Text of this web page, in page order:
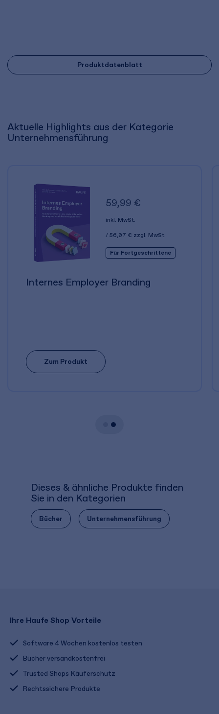
Produktdatenblatt
Aktuelle Highlights aus der Kategorie
Unternehmensführung
59,99 €
inkl. MwSt.
56,07 € zzgl. MwSt.
Für Fortgeschrittene
Internes Employer Branding
Zum Produkt
Dieses & ähnliche Produkte finden
Sie in den Kategorien
Bücher Unternehmensführung
Ihre Haufe Shop Vorteile
Software 4 Wochen kostenlos testen
Bücher versandkostenfrei
Trusted Shops Käuferschutz
Rechtssichere Produkte